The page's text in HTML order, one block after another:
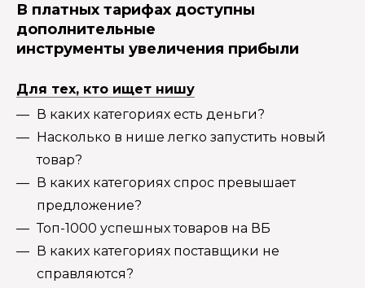
В платных тарифах доступны
дополнительные
инструменты увеличения прибыли
Для тех, кто ищет нишу
В каких категориях есть деньги?
Насколько в нише легко запустить новый
товар?
В каких категориях спрос превышает
предложение?
Топ-1000 успешных товаров на ВБ
В каких категориях поставщики не
справляются?